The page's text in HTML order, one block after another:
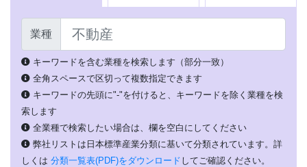
業種
キーワードを含む業種を検索します（部分一致）
全角スペースで区切って複数指定できます
キーワードの先頭に"-"を付けると、キーワードを除く業種を検
索します
全業種で検索したい場合は、欄を空白にしてください
弊社リストは日本標準産業分類に基いて分類されています。詳
しくは 分類一覧表(PDF)をダウンロード してご確認ください。